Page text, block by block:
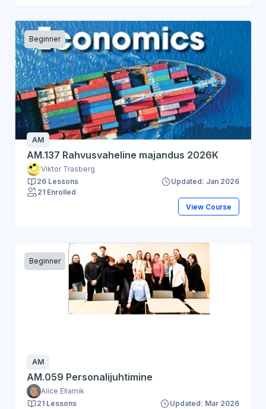
Beginner
AM
AM.137 Rahvusvaheline majandus 2026K
Viktor Trasberg
26 Lessons
Updated: Jan 2026
21 Enrolled
View Course
Beginner
AM
AM.059 Personalijuhtimine
Alice Ellamik
21 Lessons
Updated: Mar 2026